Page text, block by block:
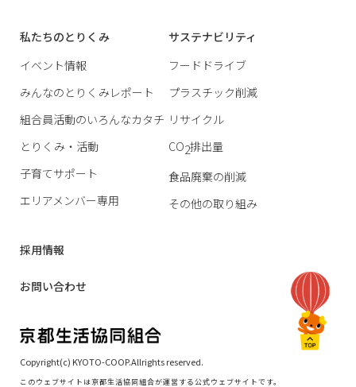
私たちのとりくみ
イベント情報
みんなのとりくみレポート
組合員活動のいろんなカタチ
とりくみ・活動
子育てサポート
エリアメンバー専用
サステナビリティ
フードドライブ
プラスチック削減
リサイクル
CO2排出量
食品廃棄の削減
その他の取り組み
採用情報
お問い合わせ
Copyright(c) KYOTO-COOP.Allrights reserved.
このウェブサイトは京都生活協同組合が運営する公式ウェブサイトです。